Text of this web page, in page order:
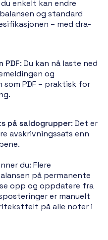
enkelt kan endre
og standard
– med dra-
PDF: Du kan nå laste ned
og
PDF – praktisk for
på saldogrupper: Det er
avskrivningssats enn
du: Flere
på permanente
opp og oppdatere fra
er manuelt
på alle noter i